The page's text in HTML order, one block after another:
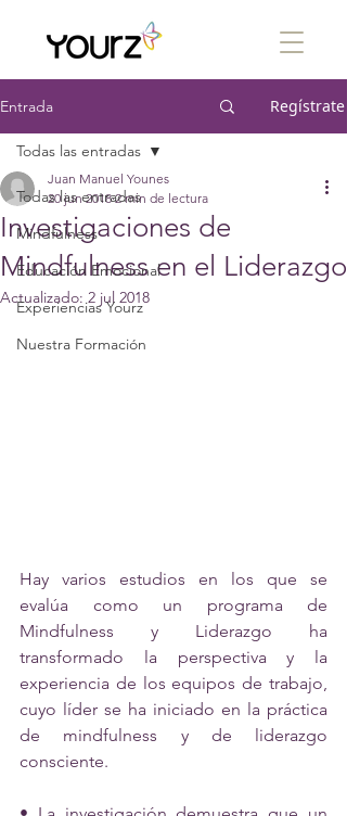
Entrada Regístrate
Todas las entradas
Mindfulness
Educación Emocional
Experiencias Yourz
Nuestra Formación
Todas las entradas
Investigaciones de
Mindfulness en el Liderazgo
Juan Manuel Younes
20 jun 2018 2 min de lectura
Actualizado:2 jul 2018
Hay varios estudios en los que se
evalúa como un programa de
Mindfulness y Liderazgo ha
transformado la perspectiva y la
experiencia de los equipos de trabajo,
cuyo líder se ha iniciado en la práctica
de mindfulness y de liderazgo
consciente.